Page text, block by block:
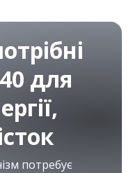
для
потребує